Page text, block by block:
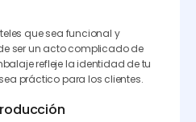
que sea funcional y
ser un acto complicado de
refleje la identidad de tu
práctico para los clientes.